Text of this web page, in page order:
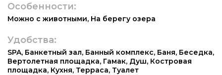
Особенности:
Можно с животными, На берегу озера
Удобства:
SPA, Банкетный зал, Банный комплекс, Баня, Беседка,
Вертолетная площадка, Гамак, Душ, Костровая
площадка, Кухня, Терраса, Туалет